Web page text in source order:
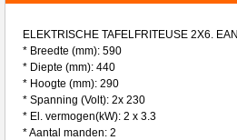
ELEKTRISCHE TAFELFRITEUSE 2X6.
* Breedte (mm): 590
* Diepte (mm): 440
* Hoogte (mm): 290
* Spanning (Volt): 2x 230
* El. vermogen(kW): 2 x 3.3
* Aantal manden: 2